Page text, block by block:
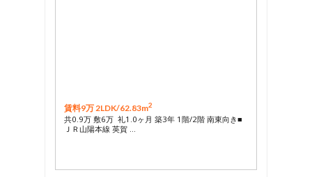
賃料9万 2LDK/62.83m2
共0.9万 敷6万 礼1.0ヶ月 築3年 1階/2階 南東向き■
ＪＲ山陽本線 英賀 …